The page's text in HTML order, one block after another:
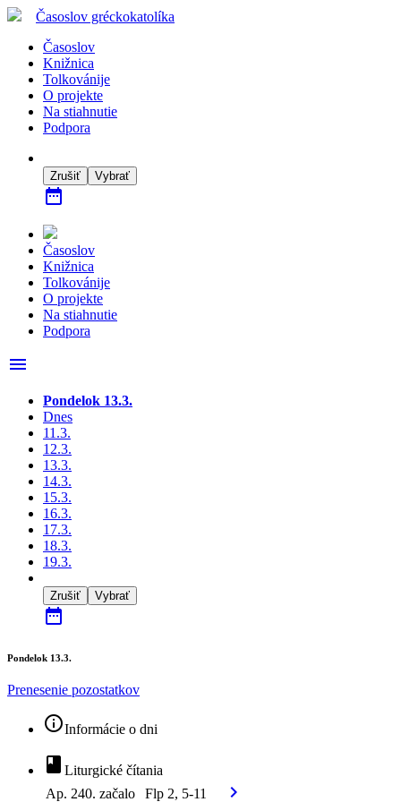
Časoslov gréckokatolíka
Časoslov
Knižnica
Tolkovánije
O projekte
Na stiahnutie
Podpora
Zrušiť Vybrať
date_range
Časoslov
Knižnica
Tolkovánije
O projekte
Na stiahnutie
Podpora
menu
Pondelok 13.3.
Dnes
11.3.
12.3.
13.3.
14.3.
15.3.
16.3.
17.3.
18.3.
19.3.
Zrušiť Vybrať
date_range
Pondelok 13.3.
Prenesenie pozostatkov
info_outlineInformácie o dni
book Liturgické čítania
Ap. 240. začalo
Flp 2, 5-11 chevron_right